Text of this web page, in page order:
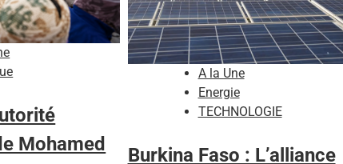
Mohamed
A la Une
Energie
TECHNOLOGIE
Burkina Faso : L’alliance